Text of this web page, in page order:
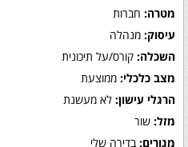
מטרה: חברות
עיסוק: מנהלה
השכלה: קורס/על תיכונית
מצב כלכלי: ממוצעת
הרגלי עישון: לא מעשנת
מזל: שור
מגורים: בדירה שלי